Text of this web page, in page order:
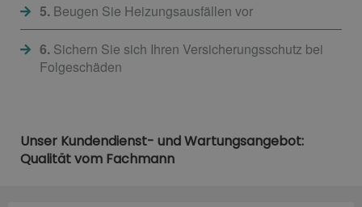
5.Beugen Sie Heizungsausfällen vor
6.Sichern Sie sich Ihren Versicherungsschutz bei
Folgeschäden
Unser Kundendienst- und Wartungsangebot:
Qualität vom Fachmann